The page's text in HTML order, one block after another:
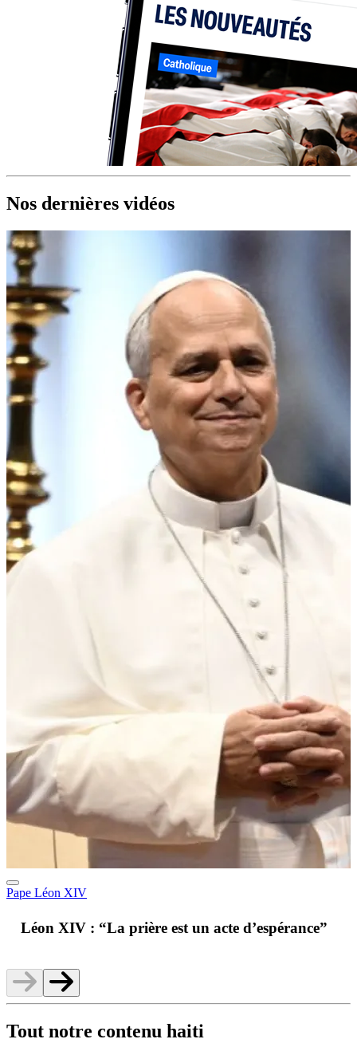
Nos dernières vidéos
Pape Léon XIV
Léon XIV : “La prière est un acte d’espérance”
Tout notre contenu haiti